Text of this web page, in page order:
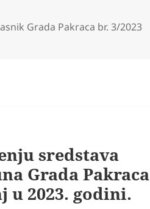
Grada Pakraca br. 3/2023
sredstava
Grada Pakraca
u 2023. godini.